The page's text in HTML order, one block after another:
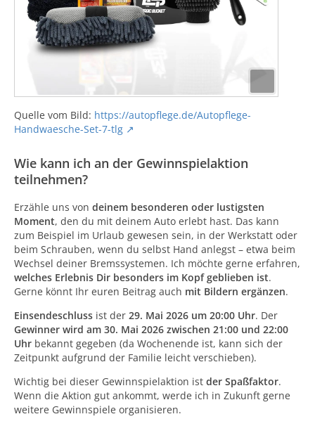
Quelle vom Bild: https://autopflege.de/Autopflege-
Handwaesche-Set-7-tlg
Wie kann ich an der Gewinnspielaktion
teilnehmen?
Erzähle uns von deinem besonderen oder lustigsten
Moment, den du mit deinem Auto erlebt hast. Das kann
zum Beispiel im Urlaub gewesen sein, in der Werkstatt oder
beim Schrauben, wenn du selbst Hand anlegst – etwa beim
Wechsel deiner Bremssystemen. Ich möchte gerne erfahren,
welches Erlebnis Dir besonders im Kopf geblieben ist.
Gerne könnt Ihr euren Beitrag auch mit Bildern ergänzen.
Einsendeschluss ist der 29. Mai 2026 um 20:00 Uhr. Der
Gewinner wird am 30. Mai 2026 zwischen 21:00 und 22:00
Uhr bekannt gegeben (da Wochenende ist, kann sich der
Zeitpunkt aufgrund der Familie leicht verschieben).
Wichtig bei dieser Gewinnspielaktion ist der Spaßfaktor.
Wenn die Aktion gut ankommt, werde ich in Zukunft gerne
weitere Gewinnspiele organisieren.